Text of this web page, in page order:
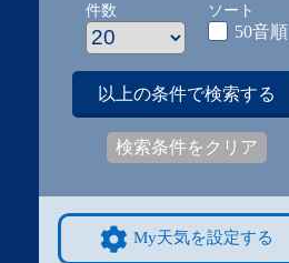
件数 ソート
50音順
以上の条件で検索する
検索条件をクリア
My天気を設定する